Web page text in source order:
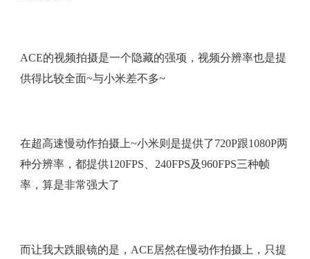
ACE的视频拍摄是一个隐藏的强项，视频分辨率也是提
供得比较全面~与小米差不多~
在超高速慢动作拍摄上~小米则是提供了720P跟1080P两
种分辨率，都提供120FPS、240FPS及960FPS三种帧
率，算是非常强大了
而让我大跌眼镜的是，ACE居然在慢动作拍摄上，只提